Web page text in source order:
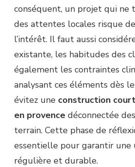
conséquent, un projet qui ne
des attentes locales risque
l’intérêt. Il faut aussi
existante, les habitudes des
également les contraintes
analysant ces éléments dès
évitez une construction
en provence déconnectée
terrain. Cette phase de
essentielle pour garantir une
régulière et durable.